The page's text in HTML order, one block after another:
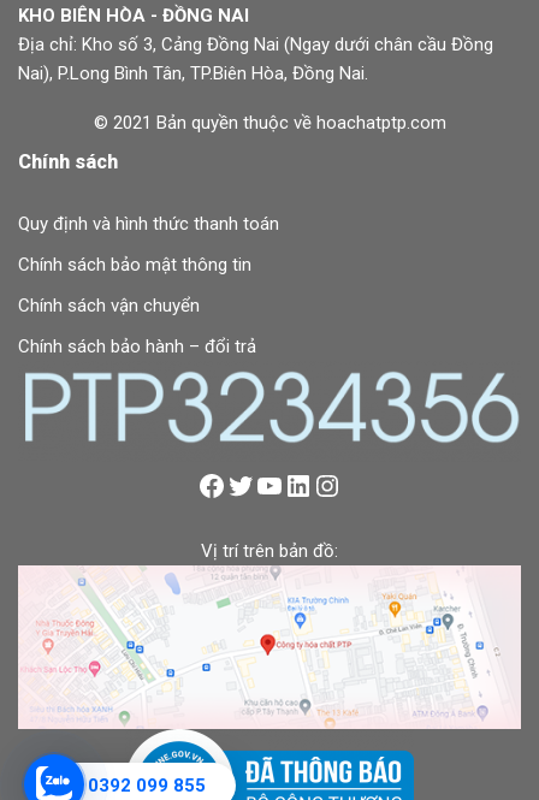
KHO BIÊN HÒA - ĐỒNG NAI
Địa chỉ: Kho số 3, Cảng Đồng Nai (Ngay dưới chân cầu Đồng
Nai), P.Long Bình Tân, TP.Biên Hòa, Đồng Nai.
© 2021 Bản quyền thuộc về hoachatptp.com
Chính sách
Quy định và hình thức thanh toán
Chính sách bảo mật thông tin
Chính sách vận chuyển
Chính sách bảo hành – đổi trả
Vị trí trên bản đồ:
0392 099 855